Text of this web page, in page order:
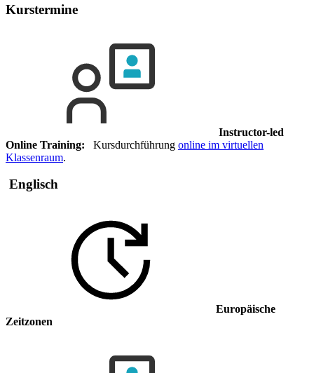
Kurstermine
Instructor-led
Online Training: Kursdurchführung online im virtuellen
Klassenraum.
Englisch
Europäische
Zeitzonen